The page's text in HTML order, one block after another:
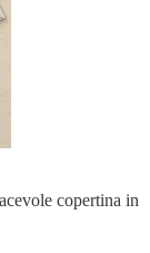
copertina in